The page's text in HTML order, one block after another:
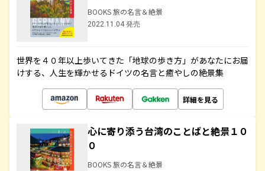
BOOKS 旅の名言＆絶景
2022.11.04 発売
世界を４０年以上歩いてきた「地球の歩き方」があなたにお届
けする、人生を輝かせるドイツの名言と癒やしの絶景集
詳細を見る
心に寄り添う台湾のことばと絶景１０
０
BOOKS 旅の名言＆絶景